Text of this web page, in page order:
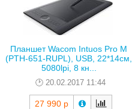
Планшет Wacom Intuos Pro M
(PTH-651-RUPL), USB, 22*14см,
5080lpi, 8 кн...
20.02.2017 11:44
27 990 р